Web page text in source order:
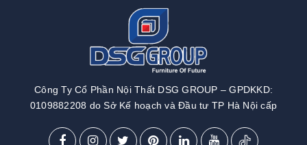
Công Ty Cổ Phần Nội Thất DSG GROUP – GPDKKD:
0109882208 do Sở Kế hoạch và Đầu tư TP Hà Nội cấp